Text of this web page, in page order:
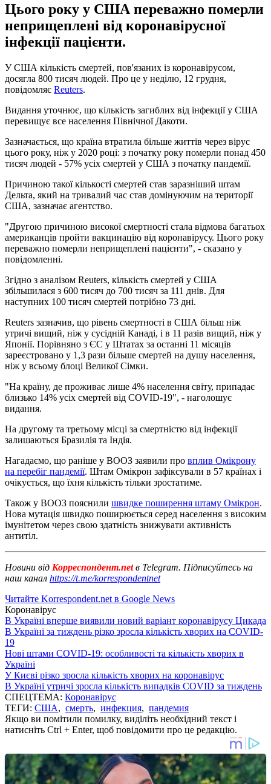
Цього року у США переважно померли
неприщеплені від коронавірусної
інфекції пацієнти.
У США кількість смертей, пов'язаних із коронавірусом,
досягла 800 тисяч людей. Про це у неділю, 12 грудня,
повідомляє Reuters.
Видання уточнює, що кількість загиблих від інфекції у США
перевищує все населення Північної Дакоти.
Зазначається, що країна втратила більше життів через вірус
цього року, ніж у 2020 році: з початку року померли понад 450
тисяч людей - 57% усіх смертей у США з початку пандемії.
Причиною такої кількості смертей став заразніший штам
Дельта, який на тривалий час став домінуючим на території
США, зазначає агентство.
"Другою причиною високої смертності стала відмова багатьох
американців пройти вакцинацію від коронавірусу. Цього року
переважно померли неприщеплені пацієнти", - сказано у
повідомленні.
Згідно з аналізом Reuters, кількість смертей у США
збільшилася з 600 тисяч до 700 тисяч за 111 днів. Для
наступних 100 тисяч смертей потрібно 73 дні.
Reuters зазначив, що рівень смертності в США більш ніж
утричі вищий, ніж у сусідній Канаді, і в 11 разів вищий, ніж у
Японії. Порівняно з ЄС у Штатах за останні 11 місяців
зареєстровано у 1,3 рази більше смертей на душу населення,
ніж у всьому блоці Великої Сімки.
"На країну, де проживає лише 4% населення світу, припадає
близько 14% усіх смертей від COVID-19", - наголошує
видання.
На другому та третьому місці за смертністю від інфекції
залишаються Бразилія та Індія.
Нагадаємо, що раніше у ВООЗ заявили про вплив Омікрону
на перебіг пандемії. Штам Омікрон зафіксували в 57 країнах і
очікується, що їхня кількість тільки зростатиме.
Також у ВООЗ пояснили швидке поширення штаму Омікрон.
Нова мутація швидко поширюється серед населення з високим
імунітетом через свою здатність знижувати активність
антитіл.
Новини від Корреспондент.netв Telegram. Підписуйтесь на
наш канал https://t.me/korrespondentnet
Читайте Korrespondent.net в Google News
Коронавірус
В Україні вперше виявили новий варіант коронавірусу Цикада
В Україні за тиждень різко зросла кількість хворих на COVID-
19
Нові штами COVID-19: особливості та кількість хворих в
Україні
У Києві різко зросла кількість хворих на коронавірус
В Україні утричі зросла кількість випадків COVID за тиждень
СПЕЦТЕМА: Коронавірус
ТЕГИ: США, смерть, инфекция, пандемия
Якщо ви помітили помилку, виділіть необхідний текст і
натисніть Ctrl + Enter, щоб повідомити про це редакцію.